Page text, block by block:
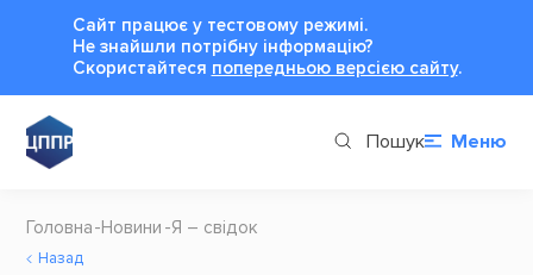
Сайт працює у тестовому режимі.
Не знайшли потрібну інформацію?
Cкористайтеся попередньою версією сайту.
Пошук Меню
Головна Новини Я – свідок
Назад